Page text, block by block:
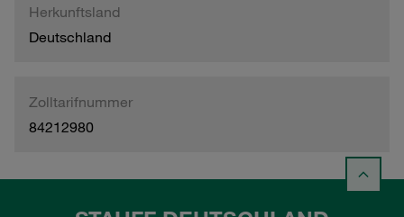
Herkunftsland
Deutschland
Zolltarifnummer
84212980